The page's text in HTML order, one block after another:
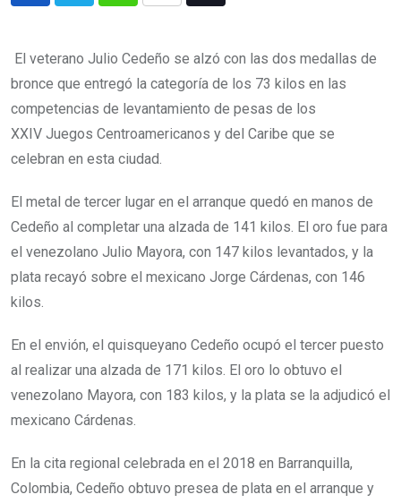
El veterano Julio Cedeño se alzó con las dos medallas de
bronce que entregó la categoría de los 73 kilos en las
competencias de levantamiento de pesas de los
XXIV Juegos Centroamericanos y del Caribe que se
celebran en esta ciudad.
El metal de tercer lugar en el arranque quedó en manos de
Cedeño al completar una alzada de 141 kilos. El oro fue para
el venezolano Julio Mayora, con 147 kilos levantados, y la
plata recayó sobre el mexicano Jorge Cárdenas, con 146
kilos.
En el envión, el quisqueyano Cedeño ocupó el tercer puesto
al realizar una alzada de 171 kilos. El oro lo obtuvo el
venezolano Mayora, con 183 kilos, y la plata se la adjudicó el
mexicano Cárdenas.
En la cita regional celebrada en el 2018 en Barranquilla,
Colombia, Cedeño obtuvo presea de plata en el arranque y